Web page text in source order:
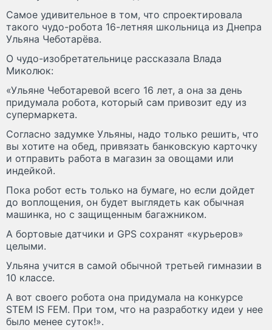
Самое удивительное в том, что спроектировала
такого чудо-робота 16-летняя школьница из Днепра
Ульяна Чеботарёва.
О чудо-изобретательнице рассказала Влада
Миколюк:
«Ульяне Чеботаревой всего 16 лет, а она за день
придумала робота, который сам привозит еду из
супермаркета.
Согласно задумке Ульяны, надо только решить, что
вы хотите на обед, привязать банковскую карточку
и отправить работа в магазин за овощами или
индейкой.
Пока робот есть только на бумаге, но если дойдет
до воплощения, он будет выглядеть как обычная
машинка, но с защищенным багажником.
А бортовые датчики и GPS сохранят «курьеров»
целыми.
Ульяна учится в самой обычной третьей гимназии в
10 классе.
А вот своего робота она придумала на конкурсе
STEM IS FEM. При том, что на разработку идеи у нее
было менее суток!».